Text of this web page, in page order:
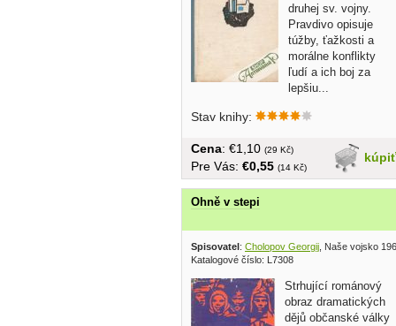
druhej sv. vojny.
Pravdivo opisuje
túžby, ťažkosti a
morálne konflikty
ľudí a ich boj za
lepšiu...
Stav knihy:
kúpiť
Cena: €1,10 (29 Kč)
Pre Vás: €0,55 (14 Kč)
Ohně v stepi
Spisovatel : Cholopov Georgij , Naše vojsko
Katalogové číslo: L7308
Strhující románový
obraz dramatických
dějů občanské války